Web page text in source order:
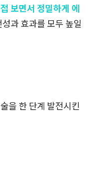
보면서 정밀하게 에
성과 효과를 모두 높일
을 한 단계 발전시킨